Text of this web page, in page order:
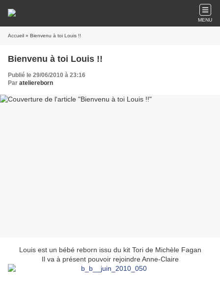
MENU
Accueil » Bienvenu à toi Louis !!
Bienvenu à toi Louis !!
Publié le 29/06/2010 à 23:16
Par ateliereborn
Louis est un bébé reborn issu du kit Tori de Michèle Fagan
Il va à présent pouvoir rejoindre Anne-Claire